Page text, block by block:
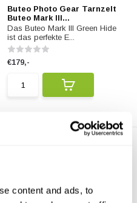
content and ads, to
Buteo Photo Gear Tarnzelt
Buteo Mark III...
Das Buteo Mark III Green Hide
ist das perfekte E...
€179,-